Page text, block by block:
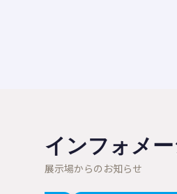
インフォメ
展示場からのお知らせ